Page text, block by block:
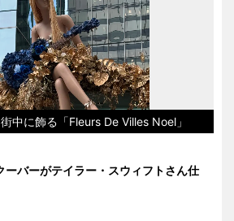
中に飾る「Fleurs De Villes Noel」
ーバーがテイラー・スウィフトさん仕